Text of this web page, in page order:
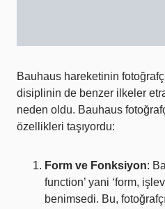
Bauhaus hareketinin
disiplinin de benzer ilkeler
neden oldu. Bauhaus
özellikleri taşıyordu:
Form ve Fonksiyon:
function’ yani ‘form,
benimsedi. Bu,